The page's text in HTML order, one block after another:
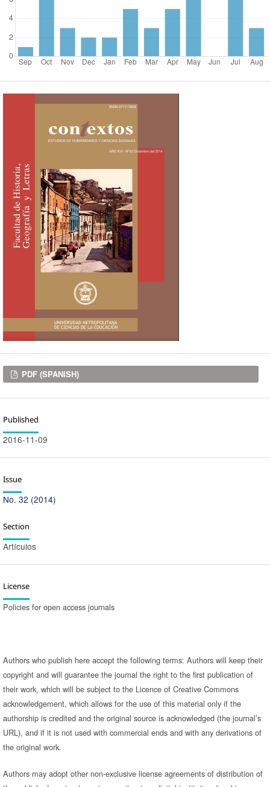
Downloads
PDF (SPANISH)
Published
2016-11-09
Issue
No. 32 (2014)
Section
Artículos
License
Policies for open access journals
Authors who publish here accept the following terms: Authors will keep their
copyright and will guarantee the journal the right to the first publication of
their work, which will be subject to the Licence of Creative Commons
acknowledgement, which allows for the use of this material only if the
authorship is credited and the original source is acknowledged (the journal’s
URL), and if it is not used with commercial ends and with any derivations of
the original work.
Authors may adopt other non-exclusive license agreements of distribution of